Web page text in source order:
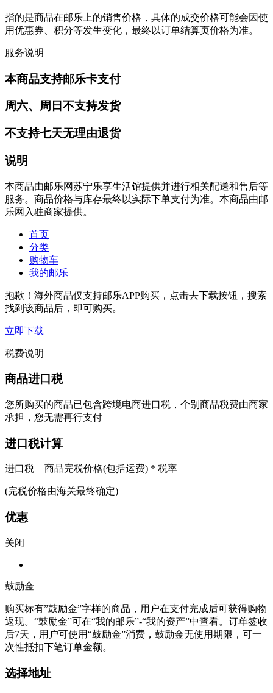
指的是商品在邮乐上的销售价格，具体的成交价格可能会因使
用优惠券、积分等发生变化，最终以订单结算页价格为准。
服务说明
本商品支持邮乐卡支付
周六、周日不支持发货
不支持七天无理由退货
说明
本商品由邮乐网苏宁乐享生活馆提供并进行相关配送和售后等
服务。商品价格与库存最终以实际下单支付为准。本商品由邮
乐网入驻商家提供。
首页
分类
购物车
我的邮乐
抱歉！海外商品仅支持邮乐APP购买，点击去下载按钮，搜索
找到该商品后，即可购买。
立即下载
税费说明
商品进口税
您所购买的商品已包含跨境电商进口税，个别商品税费由商家
承担，您无需再行支付
进口税计算
进口税 = 商品完税价格(包括运费) * 税率
(完税价格由海关最终确定)
优惠
关闭
鼓励金
购买标有”鼓励金”字样的商品，用户在支付完成后可获得购物
返现。“鼓励金”可在“我的邮乐”-“我的资产”中查看。订单签收
后7天，用户可使用“鼓励金”消费，鼓励金无使用期限，可一
次性抵扣下笔订单金额。
选择地址